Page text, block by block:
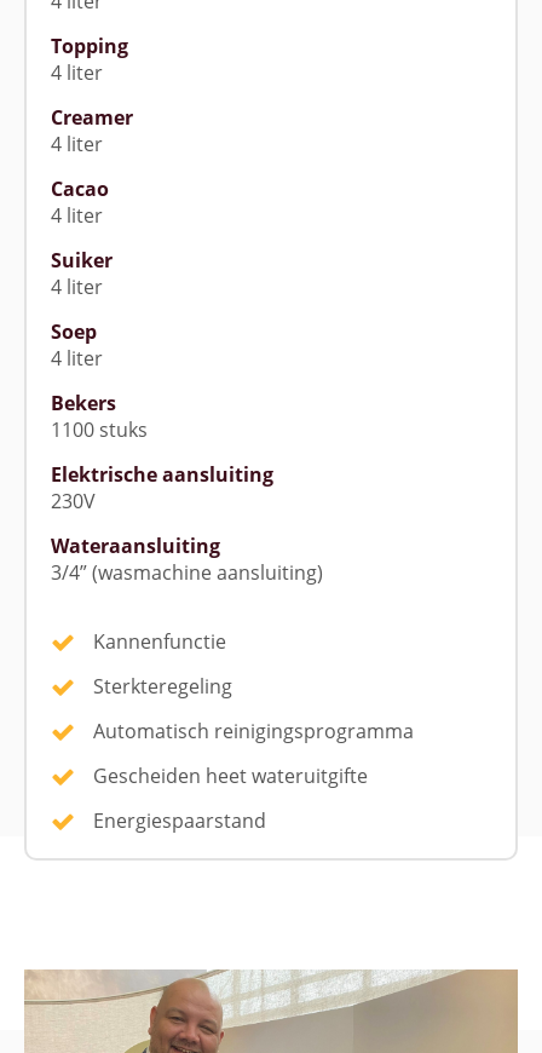
Topping
4 liter
Creamer
4 liter
Cacao
4 liter
Suiker
4 liter
Soep
4 liter
Bekers
1100 stuks
Elektrische aansluiting
230V
Wateraansluiting
3/4” (wasmachine aansluiting)
Kannenfunctie
Sterkteregeling
Automatisch reinigingsprogramma
Gescheiden heet wateruitgifte
Energiespaarstand